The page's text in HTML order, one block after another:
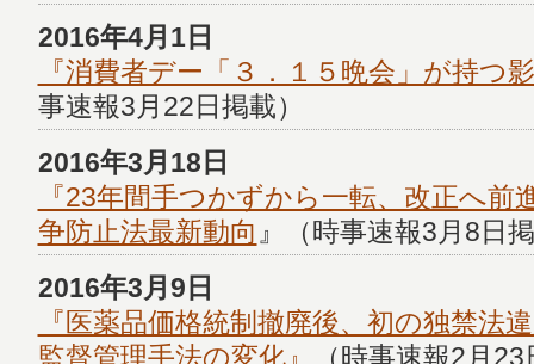
2016年4月1日
『消費者デー「３．１５晩会」が持つ
事速報3月22日掲載）
2016年3月18日
『23年間手つかずから一転、改正へ
争防止法最新動向 』（時事速報3月8日
2016年3月9日
『医薬品価格統制撤廃後、初の独禁法
監督管理手法の変化』
（時事速報2月